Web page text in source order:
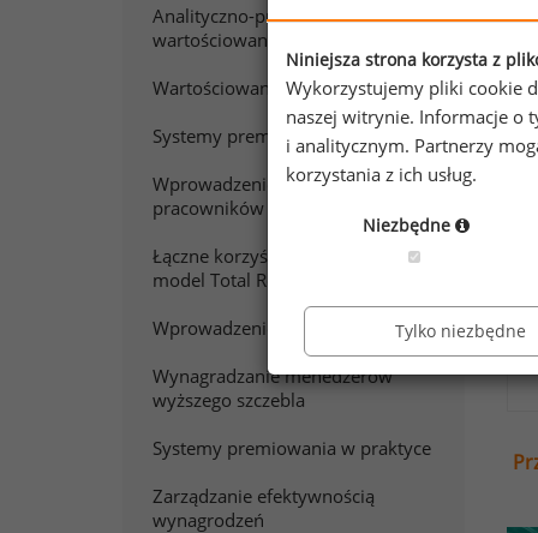
Analityczno-punktowe
wartościowanie pracy
Wartościowanie stanowisk pracy
Systemy premiowania
Wprowadzenie do wynagradzania
pracowników sprzedaży
Łączne korzyści z pracy. Polski
model Total Rewards
Wprowadzenie do wynagradzania
Wynagradzanie menedżerów
wyższego szczebla
Systemy premiowania w praktyce
Zarządzanie efektywnością
wynagrodzeń
Niniejsza strona korzysta z
Wykorzystujemy pliki cookie
naszej witrynie. Informacje o
i analitycznym. Partnerzy
korzystania z ich usług.
Niezbędne
Tylko niezbędne